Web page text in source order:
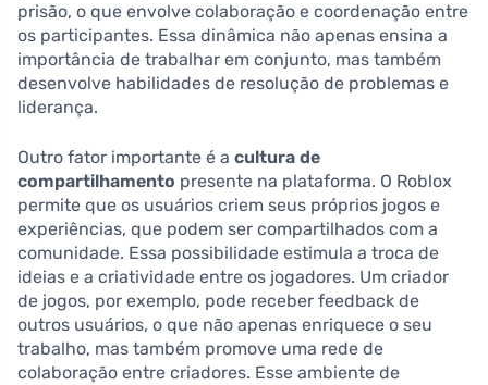
prisão, o que envolve colaboração e coordenação entre
os participantes. Essa dinâmica não apenas ensina a
importância de trabalhar em conjunto, mas também
desenvolve habilidades de resolução de problemas e
liderança.
Outro fator importante é a cultura de
compartilhamento presente na plataforma. O Roblox
permite que os usuários criem seus próprios jogos e
experiências, que podem ser compartilhados com a
comunidade. Essa possibilidade estimula a troca de
ideias e a criatividade entre os jogadores. Um criador
de jogos, por exemplo, pode receber feedback de
outros usuários, o que não apenas enriquece o seu
trabalho, mas também promove uma rede de
colaboração entre criadores. Esse ambiente de